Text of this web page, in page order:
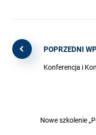
POPRZEDNI
Konferencja i
Nowe szkolenie